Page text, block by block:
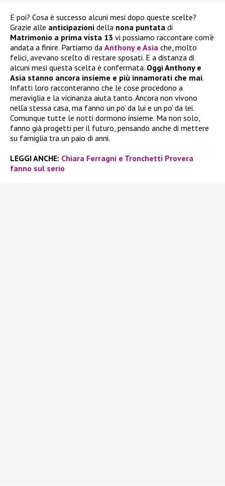
E poi? Cosa è successo alcuni mesi dopo queste scelte?
Grazie alle anticipazioni della nona puntata di
Matrimonio a prima vista 13 vi possiamo raccontare com’è
andata a finire. Partiamo da Anthony e Asia che, molto
felici, avevano scelto di restare sposati. E a distanza di
alcuni mesi questa scelta è confermata. Oggi Anthony e
Asia stanno ancora insieme e più innamorati che mai.
Infatti loro racconteranno che le cose procedono a
meraviglia e la vicinanza aiuta tanto. Ancora non vivono
nella stessa casa, ma fanno un po’ da lui e un po’ da lei.
Comunque tutte le notti dormono insieme. Ma non solo,
fanno già progetti per il futuro, pensando anche di mettere
su famiglia tra un paio di anni.
LEGGI ANCHE: Chiara Ferragni e Tronchetti Provera
fanno sul serio